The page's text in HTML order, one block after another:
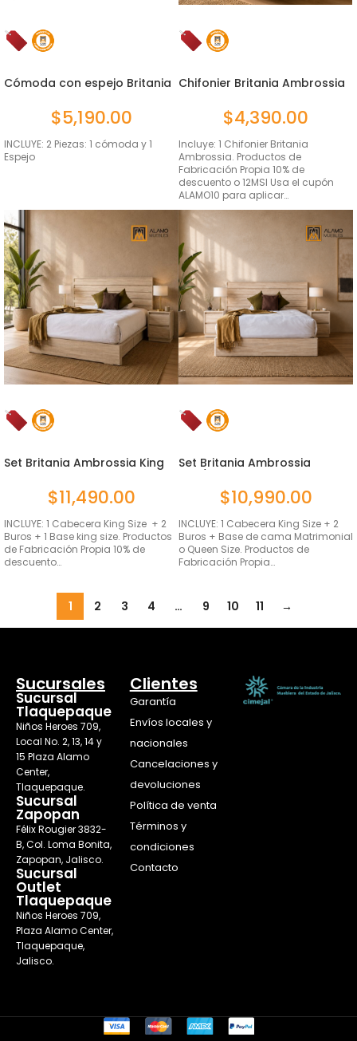
Cómoda con espejo Britania
$5,190.00
INCLUYE: 2 Piezas: 1 cómoda y 1
Espejo
Chifonier Britania Ambrossia
$4,390.00
Incluye: 1 Chifonier Britania
Ambrossia. Productos de
Fabricación Propia 10% de
descuento o 12MSI Usa el cupón
ALAMO10 para aplicar…
Set Britania Ambrossia King
$11,490.00
INCLUYE: 1 Cabecera King Size + 2
Buros + 1 Base king size. Productos
de Fabricación Propia 10% de
descuento…
Set Britania Ambrossia
$10,990.00
INCLUYE: 1 Cabecera King Size + 2
Buros + Base de cama Matrimonial
o Queen Size. Productos de
Fabricación Propia…
1 2 3 4 … 9 10 11 →
Sucursales
Sucursal
Tlaquepaque
Niños Heroes 709,
Local No. 2, 13, 14 y
15 Plaza Alamo
Center,
Tlaquepaque.
Sucursal
Zapopan
Félix Rougier 3832-
B, Col. Loma Bonita,
Zapopan, Jalisco.
Sucursal
Outlet
Tlaquepaque
Niños Heroes 709,
Plaza Alamo Center,
Tlaquepaque,
Jalisco.
Clientes
Garantía
Envíos locales y
nacionales
Cancelaciones y
devoluciones
Política de venta
Términos y
condiciones
Contacto